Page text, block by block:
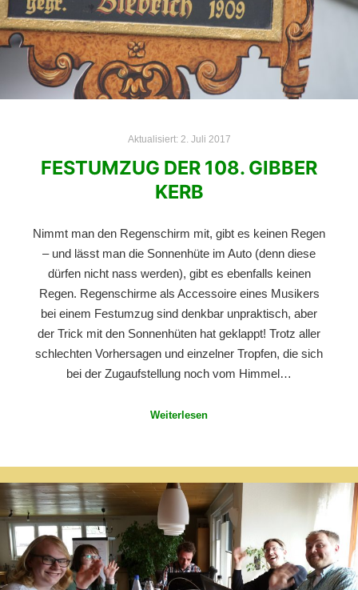
Aktualisiert: 2. Juli 2017
FESTUMZUG DER 108. GIBBER
KERB
Nimmt man den Regenschirm mit, gibt es keinen Regen
– und lässt man die Sonnenhüte im Auto (denn diese
dürfen nicht nass werden), gibt es ebenfalls keinen
Regen. Regenschirme als Accessoire eines Musikers
bei einem Festumzug sind denkbar unpraktisch, aber
der Trick mit den Sonnenhüten hat geklappt! Trotz aller
schlechten Vorhersagen und einzelner Tropfen, die sich
bei der Zugaufstellung noch vom Himmel…
Weiterlesen